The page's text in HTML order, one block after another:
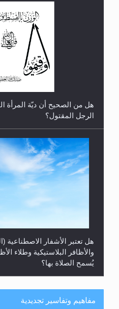
رأيٌ في لغة المسيح الموعود عليه
هل من الصحيح أن ديّة المرأة
الرجل المقتول؟
والأظافر البلاستيكية وطلاء
يُسمح الصلاة بها؟
مفاهيم وتفاسير تجديدية